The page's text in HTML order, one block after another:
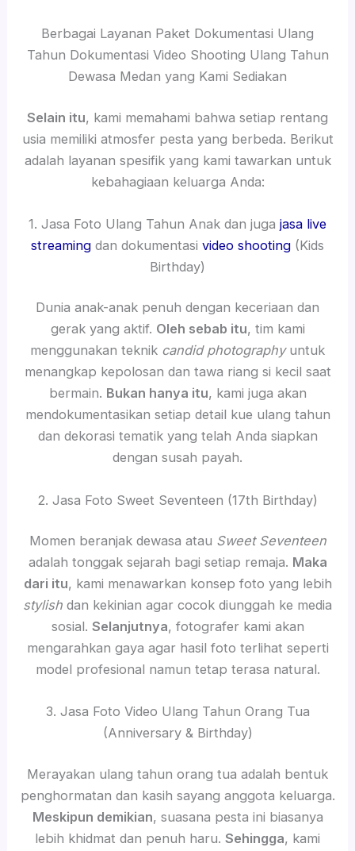
Berbagai Layanan Paket Dokumentasi Ulang
Tahun Dokumentasi Video Shooting Ulang Tahun
Dewasa Medan yang Kami Sediakan
Selain itu, kami memahami bahwa setiap rentang
usia memiliki atmosfer pesta yang berbeda. Berikut
adalah layanan spesifik yang kami tawarkan untuk
kebahagiaan keluarga Anda:
1. Jasa Foto Ulang Tahun Anak dan juga jasa live
streaming dan dokumentasi video shooting (Kids
Birthday)
Dunia anak-anak penuh dengan keceriaan dan
gerak yang aktif. Oleh sebab itu, tim kami
menggunakan teknik candid photographyuntuk
menangkap kepolosan dan tawa riang si kecil saat
bermain. Bukan hanya itu, kami juga akan
mendokumentasikan setiap detail kue ulang tahun
dan dekorasi tematik yang telah Anda siapkan
dengan susah payah.
2. Jasa Foto Sweet Seventeen (17th Birthday)
Momen beranjak dewasa atau Sweet Seventeen
adalah tonggak sejarah bagi setiap remaja. Maka
dari itu, kami menawarkan konsep foto yang lebih
stylish dan kekinian agar cocok diunggah ke media
sosial. Selanjutnya, fotografer kami akan
mengarahkan gaya agar hasil foto terlihat seperti
model profesional namun tetap terasa natural.
3. Jasa Foto Video Ulang Tahun Orang Tua
(Anniversary & Birthday)
Merayakan ulang tahun orang tua adalah bentuk
penghormatan dan kasih sayang anggota keluarga.
Meskipun demikian, suasana pesta ini biasanya
lebih khidmat dan penuh haru. Sehingga, kami